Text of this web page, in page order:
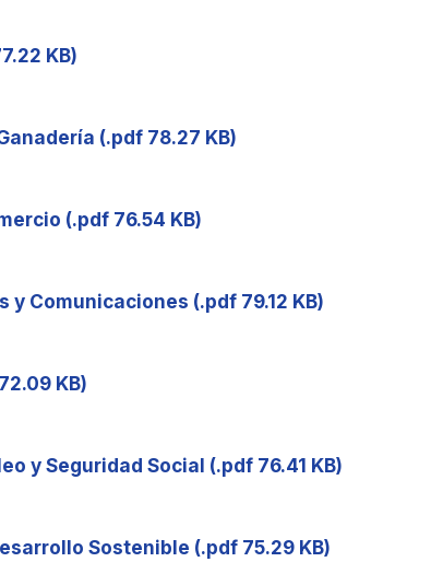
KB)
(.pdf 78.27 KB)
(.pdf 76.54 KB)
y Comunicaciones (.pdf 79.12 KB)
KB)
y Seguridad Social (.pdf 76.41 KB)
Sostenible (.pdf 75.29 KB)